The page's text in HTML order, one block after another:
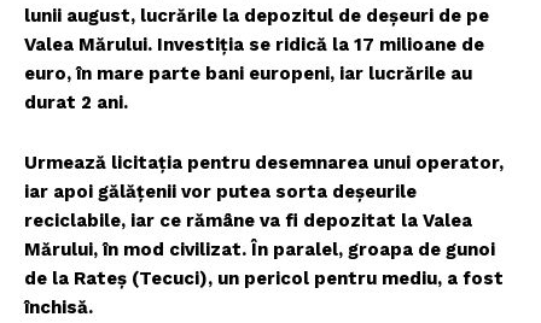
lunii august, lucrările la depozitul de deșeuri de pe
Valea Mărului. Investiția se ridică la 17 milioane de
euro, în mare parte bani europeni, iar lucrările au
durat 2 ani.
Urmează licitația pentru desemnarea unui operator,
iar apoi gălățenii vor putea sorta deșeurile
reciclabile, iar ce rămâne va fi depozitat la Valea
Mărului, în mod civilizat. În paralel, groapa de gunoi
de la Rateș (Tecuci), un pericol pentru mediu, a fost
închisă.